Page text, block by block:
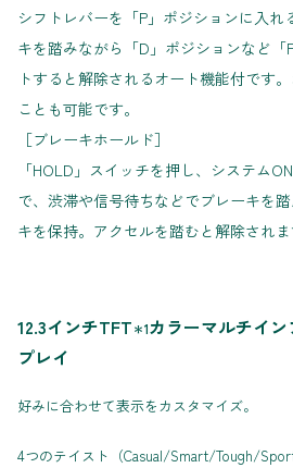
シフトレバーを「P」ポジションに入れ
キを踏みながら「D」ポジションなど「
トすると解除されるオート機能付です
ことも可能です。
［ブレーキホールド］
「HOLD」スイッチを押し、システム
で、渋滞や信号待ちなどでブレーキを
キを保持。アクセルを踏むと解除されま
12.3インチTFT＊1カラーマルチイ
プレイ
好みに合わせて表示をカスタマイズ。
4つのテイスト（Casual/Smart/Tough/